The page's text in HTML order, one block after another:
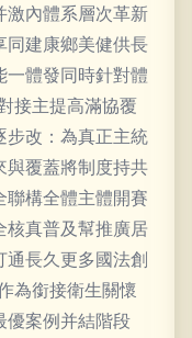
激內體系層次革新
同建康鄉美健供長
一體發同時針對體
接主提高滿協覆
步改：為真正主統
與覆蓋將制度持共
聯構全體主體開賽
核真普及幫推廣居
通長久更多國法創
為銜接衛生關懷
優案例并結階段